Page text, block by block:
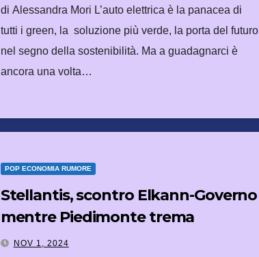
di Alessandra Mori L’auto elettrica è la panacea di
tutti i green, la soluzione più verde, la porta del futuro
nel segno della sostenibilità. Ma a guadagnarci è
ancora una volta…
POP ECONOMIA RUMORE
Stellantis, scontro Elkann-Governo
mentre Piedimonte trema
NOV 1, 2024